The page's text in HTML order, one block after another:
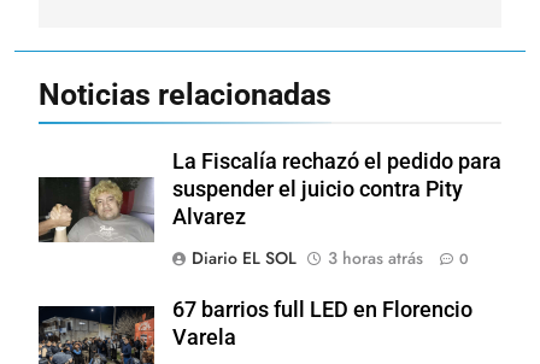
Noticias relacionadas
La Fiscalía rechazó el pedido para
suspender el juicio contra Pity
Alvarez
Diario EL SOL
3 horas atrás 0
67 barrios full LED en Florencio
Varela